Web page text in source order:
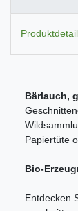
Bärlauch,
Papiertüte
Bio-
Entdecken